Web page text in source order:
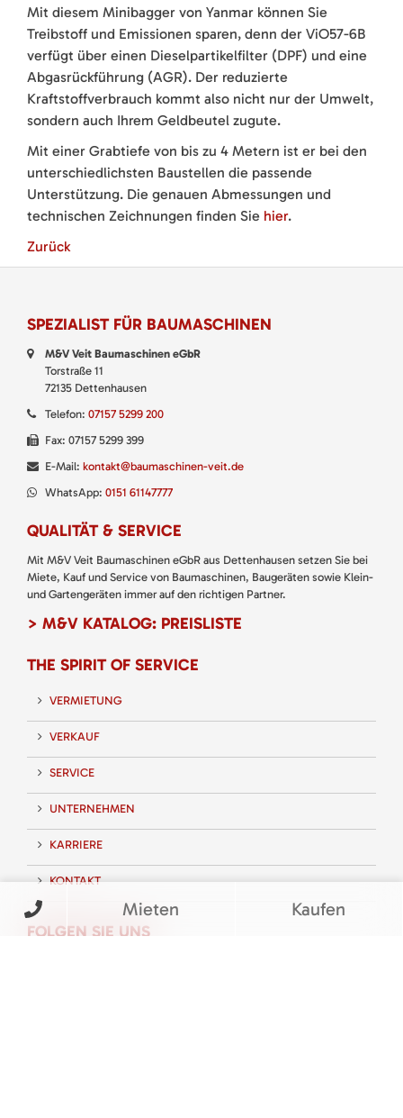
Mit diesem Minibagger von Yanmar können Sie
Treibstoff und Emissionen sparen, denn der ViO57-6B
verfügt über einen Dieselpartikelfilter (DPF) und eine
Abgasrückführung (AGR). Der reduzierte
Kraftstoffverbrauch kommt also nicht nur der Umwelt,
sondern auch Ihrem Geldbeutel zugute.
Mit einer Grabtiefe von bis zu 4 Metern ist er bei den
unterschiedlichsten Baustellen die passende
Unterstützung. Die genauen Abmessungen und
technischen Zeichnungen finden Sie hier.
Zurück
SPEZIALIST FÜR BAUMASCHINEN
M&V Veit Baumaschinen eGbR
Torstraße 11
72135 Dettenhausen
Telefon: 07157 5299 200
Fax: 07157 5299 399
E-Mail: kontakt@baumaschinen-veit.de
WhatsApp: 0151 61147777
QUALITÄT & SERVICE
Mit M&V Veit Baumaschinen eGbR aus Dettenhausen setzen Sie bei
Miete, Kauf und Service von Baumaschinen, Baugeräten sowie Klein-
und Gartengeräten immer auf den richtigen Partner.
> M&V KATALOG: PREISLISTE
THE SPIRIT OF SERVICE
VERMIETUNG
VERKAUF
SERVICE
UNTERNEHMEN
KARRIERE
KONTAKT
FOLGEN SIE UNS
Mieten Kaufen